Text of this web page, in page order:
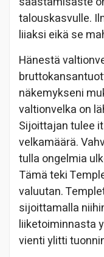
talouskasvulle.
liiaksi eikä se
Hänestä
näkemykseni
valtionvelka on
Sijoittajan tulee
velkamäärä.
tulla ongelmia
Tämä teki
valuutan.
sijoittamalla
liiketoiminnasta
vienti ylitti